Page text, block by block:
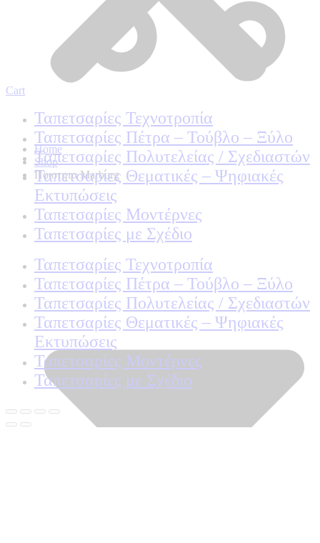
Home
Shop
Ποιοτητα Marburg
Cart
Ταπετσαρίες Τεχνοτροπία
Ταπετσαρίες Πέτρα – Τούβλο – Ξύλο
Ταπετσαρίες Πολυτελείας / Σχεδιαστών
Ταπετσαρίες Θεματικές – Ψηφιακές
Εκτυπώσεις
Ταπετσαρίες Μοντέρνες
Ταπετσαρίες με Σχέδιο
Ταπετσαρίες Τεχνοτροπία
Ταπετσαρίες Πέτρα – Τούβλο – Ξύλο
Ταπετσαρίες Πολυτελείας / Σχεδιαστών
Ταπετσαρίες Θεματικές – Ψηφιακές
Εκτυπώσεις
Ταπετσαρίες Μοντέρνες
Ταπετσαρίες με Σχέδιο